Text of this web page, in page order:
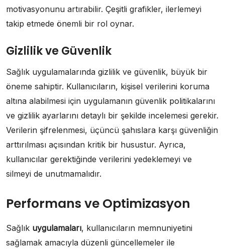
motivasyonunu artırabilir. Çeşitli grafikler, ilerlemeyi
takip etmede önemli bir rol oynar.
Gizlilik ve Güvenlik
Sağlık uygulamalarında gizlilik ve güvenlik, büyük bir
öneme sahiptir. Kullanıcıların, kişisel verilerini koruma
altına alabilmesi için uygulamanın güvenlik politikalarını
ve gizlilik ayarlarını detaylı bir şekilde incelemesi gerekir.
Verilerin şifrelenmesi, üçüncü şahıslara karşı güvenliğin
arttırılması açısından kritik bir husustur. Ayrıca,
kullanıcılar gerektiğinde verilerini yedeklemeyi ve
silmeyi de unutmamalıdır.
Performans ve Optimizasyon
Sağlık uygulamaları, kullanıcıların memnuniyetini
sağlamak amacıyla düzenli güncellemeler ile